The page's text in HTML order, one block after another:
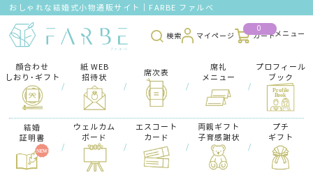
おしゃれな結婚式小物通販サイト｜FARBE ファルベ
検索 マイページ
0
カート
顔合わせ
しおり･ギフト
/
紙 WEB
招待状
/
席次表
/
席礼
メニュー
/
プロフィール
ブック
結婚
証明書
/
ウェルカム
ボード
/
エスコート
カード
/
両親ギフト
子育感謝状
/
プチ
ギフト